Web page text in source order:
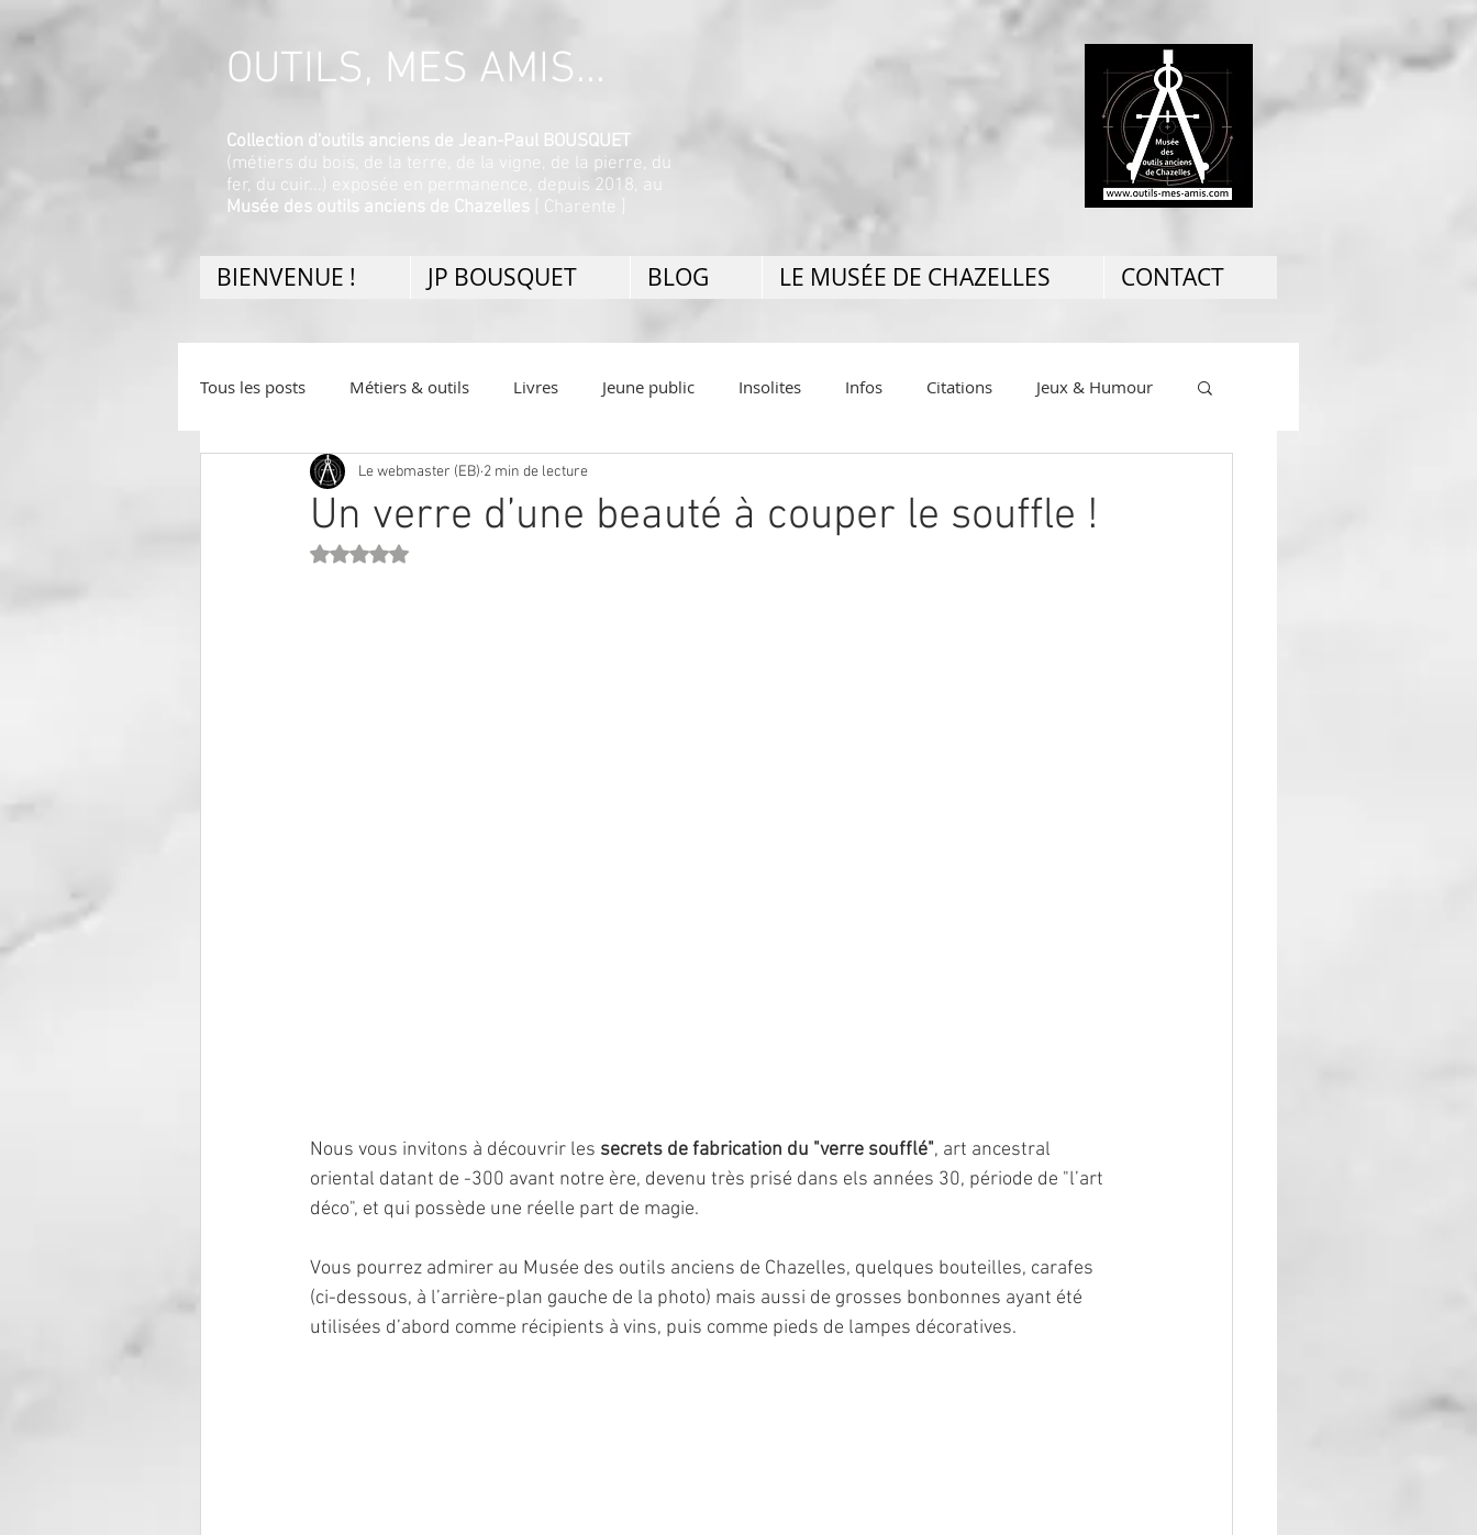
OUTILS, MES AMIS...
Collection d'outils anciens de Jean-Paul BOUSQUET
(métiers du bois, de la terre, de la vigne, de la pierre, du
fer, du cuir...) exposée en permanence, depuis 2018, au
Musée des outils anciens de Chazelles [ Charente ]
BIENVENUE ! JP BOUSQUET BLOG LE MUSÉE DE CHAZELLES CONTACT
Tous les posts Métiers & outils Livres Jeune public Insolites Infos Citations Jeux & Humour
Un verre d’une beauté à couper le souffle !
Le webmaster (EB) 2 min de lecture
Noté NaN étoiles sur 5.
Nous vous invitons à découvrir les secrets de fabrication du "verre soufflé", art ancestral
oriental datant de -300 avant notre ère, devenu très prisé dans els années 30, période de "l’art
déco", et qui possède une réelle part de magie.
Vous pourrez admirer au Musée des outils anciens de Chazelles, quelques bouteilles, carafes
(ci-dessous, à l’arrière-plan gauche de la photo) mais aussi de grosses bonbonnes ayant été
utilisées d’abord comme récipients à vins, puis comme pieds de lampes décoratives.